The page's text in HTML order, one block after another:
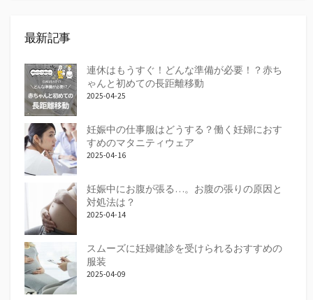
最新記事
連休はもうすぐ！どんな準備が必要！？赤ち
ゃんと初めての長距離移動
2025-04-25
妊娠中の仕事服はどうする？働く妊婦におす
すめのマタニティウェア
2025-04-16
妊娠中にお腹が張る…。お腹の張りの原因と
対処法は？
2025-04-14
スムーズに妊婦健診を受けられるおすすめの
服装
2025-04-09